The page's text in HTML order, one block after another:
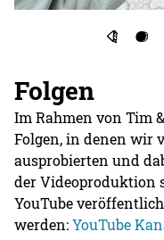
Folgen
Im Rahmen von Tim
Folgen, in denen wir
ausprobierten und
der Videoproduktion
YouTube
werden:YouTube